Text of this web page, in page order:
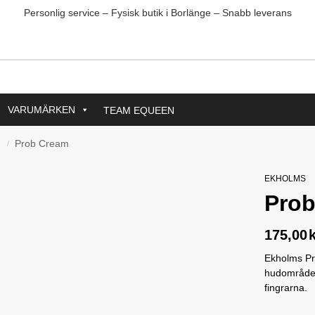
Personlig service – Fysisk butik i Borlänge – Snabb leverans
VARUMÄRKEN TEAM EQUEEN
/ Prob Cream
EKHOLMS
175,00
Ekholms
fingrarna.